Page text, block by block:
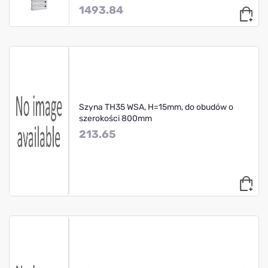
1493.84
Szyna TH35 WSA, H=15mm, do obudów o
szerokości 800mm
213.65